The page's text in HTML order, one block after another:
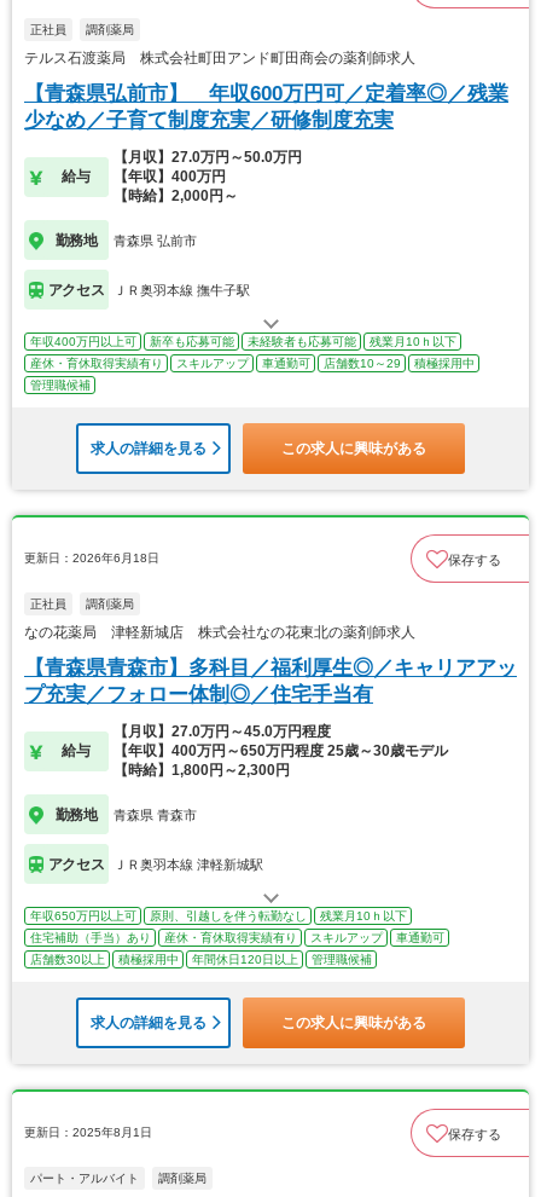
正社員 調剤薬局
テルス石渡薬局 株式会社町田アンド町田商会の薬剤師求人
【青森県弘前市】 年収600万円可／定着率◎／残業
少なめ／子育て制度充実／研修制度充実
給与
【月収】27.0万円～50.0万円
【年収】400万円
【時給】2,000円～
勤務地 青森県 弘前市
アクセス ＪＲ奥羽本線 撫牛子駅
年収400万円以上可 新卒も応募可能 未経験者も応募可能
残業月10ｈ以下
産休・育休取得実績有り
スキルアップ 車通勤可 店舗数10～29
積極採用中
管理職候補
求人の詳細を見る この求人に興味がある
更新日：2026年6月18日 保存する
正社員 調剤薬局
なの花薬局 津軽新城店 株式会社なの花東北の薬剤師求人
【青森県青森市】多科目／福利厚生◎／キャリアアッ
プ充実／フォロー体制◎／住宅手当有
給与
【月収】27.0万円～45.0万円程度
【年収】400万円～650万円程度 25歳～30歳モデル
【時給】1,800円～2,300円
勤務地 青森県 青森市
アクセス ＪＲ奥羽本線 津軽新城駅
年収650万円以上可 原則、引越しを伴う転勤なし
残業月10ｈ以下
住宅補助（手当）あり
産休・育休取得実績有り スキルアップ
車通勤可
店舗数30以上
積極採用中 年間休日120日以上 管理職候補
求人の詳細を見る この求人に興味がある
更新日：2025年8月1日 保存する
パート・アルバイト 調剤薬局